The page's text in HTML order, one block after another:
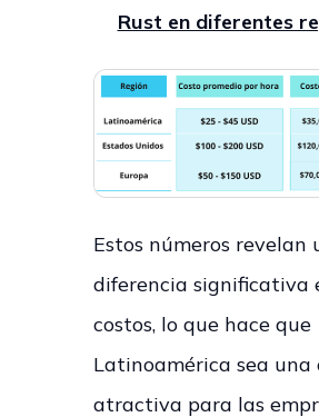
Rust en diferentes
Estos números revelan
diferencia significativa
costos, lo que hace que
Latinoamérica sea una
atractiva para las